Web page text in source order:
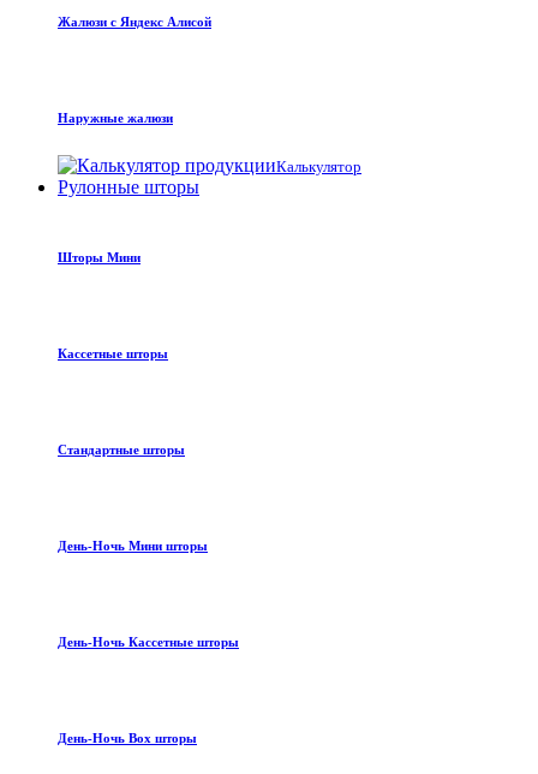
Жалюзи с Яндекс Алисой
Наружные жалюзи
Калькулятор
Рулонные шторы
Шторы Мини
Кассетные шторы
Стандартные шторы
День-Ночь Мини шторы
День-Ночь Кассетные шторы
День-Ночь Box шторы